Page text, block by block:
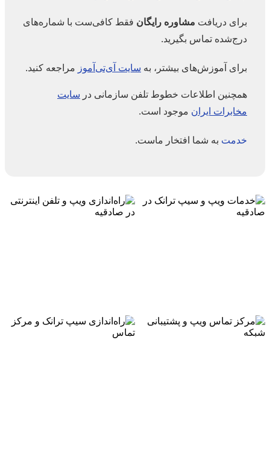
برای دریافتمشاوره رایگانفقط کافی‌ست با شماره‌های
درج‌شده تماس بگیرید.
برای آموزش‌های بیشتر، به سایت آی‌تی‌آموزمراجعه کنید.
همچنین اطلاعات خطوط تلفن سازمانی در سایت
مخابرات ایرانموجود است.
خدمتبه شما افتخار ماست.